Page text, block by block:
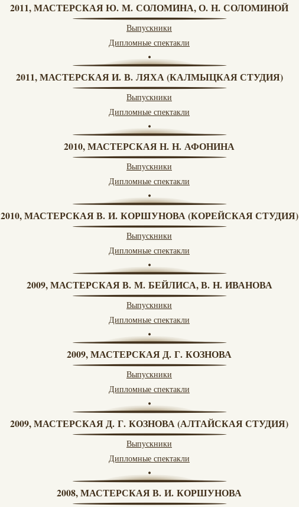
2011, МАСТЕРСКАЯ Ю. М. СОЛОМИНА, О. Н. СОЛОМИНОЙ
Выпускники
Дипломные спектакли
2011, МАСТЕРСКАЯ И. В. ЛЯХА (КАЛМЫЦКАЯ СТУДИЯ)
Выпускники
Дипломные спектакли
2010, МАСТЕРСКАЯ Н. Н. АФОНИНА
Выпускники
Дипломные спектакли
2010, МАСТЕРСКАЯ В. И. КОРШУНОВА (КОРЕЙСКАЯ СТУДИЯ)
Выпускники
Дипломные спектакли
2009, МАСТЕРСКАЯ В. М. БЕЙЛИСА, В. Н. ИВАНОВА
Выпускники
Дипломные спектакли
2009, МАСТЕРСКАЯ Д. Г. КОЗНОВА
Выпускники
Дипломные спектакли
2009, МАСТЕРСКАЯ Д. Г. КОЗНОВА (АЛТАЙСКАЯ СТУДИЯ)
Выпускники
Дипломные спектакли
2008, МАСТЕРСКАЯ В. И. КОРШУНОВА